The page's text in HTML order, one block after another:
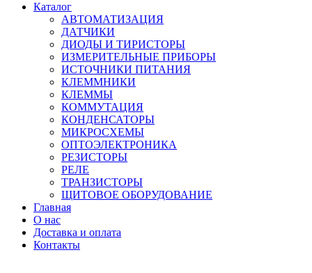
Каталог
АВТОМАТИЗАЦИЯ
ДАТЧИКИ
ДИОДЫ И ТИРИСТОРЫ
ИЗМЕРИТЕЛЬНЫЕ ПРИБОРЫ
ИСТОЧНИКИ ПИТАНИЯ
КЛЕММНИКИ
КЛЕММЫ
КОММУТАЦИЯ
КОНДЕНСАТОРЫ
МИКРОСХЕМЫ
ОПТОЭЛЕКТРОНИКА
РЕЗИСТОРЫ
РЕЛЕ
ТРАНЗИСТОРЫ
ЩИТОВОЕ ОБОРУДОВАНИЕ
Главная
О нас
Доставка и оплата
Контакты